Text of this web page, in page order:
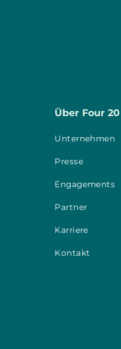
Über Four
Unternehmen
Presse
Engagements
Partner
Karriere
Kontakt